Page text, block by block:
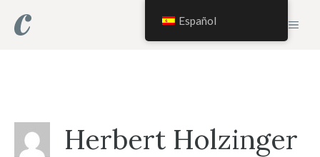
Herbert Holzinger
Español